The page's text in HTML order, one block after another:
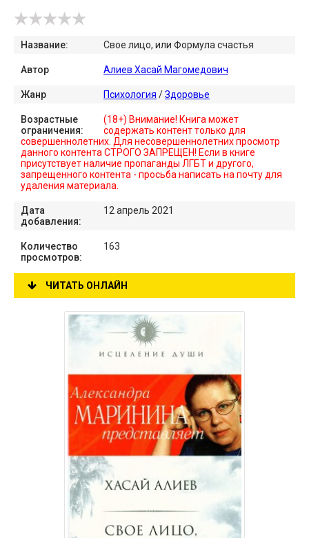
Название: Свое лицо, или Формула счастья
Автор Алиев Хасай Магомедович
Жанр Психология /Здоровье
Возрастные
ограничения:
(18+) Внимание! Книга может
содержать контент только для
совершеннолетних. Для несовершеннолетних просмотр
данного контента СТРОГО ЗАПРЕЩЕН! Если в книге
присутствует наличие пропаганды ЛГБТ и другого,
запрещенного контента - просьба написать на почту для
удаления материала.
Дата
добавления:
12 апрель 2021
Количество
просмотров:
163
ЧИТАТЬ ОНЛАЙН